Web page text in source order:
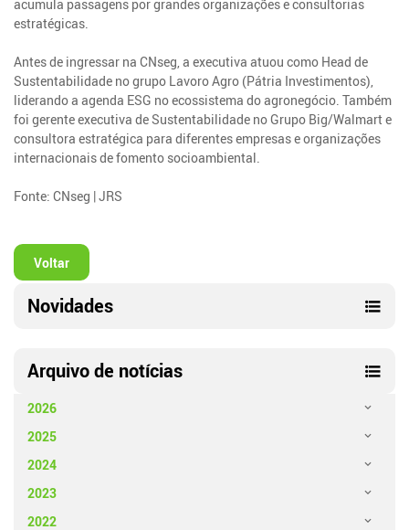
acumula passagens por grandes organizações e consultorias
estratégicas.
Antes de ingressar na CNseg, a executiva atuou como Head de
Sustentabilidade no grupo Lavoro Agro (Pátria Investimentos),
liderando a agenda ESG no ecossistema do agronegócio. Também
foi gerente executiva de Sustentabilidade no Grupo Big/Walmart e
consultora estratégica para diferentes empresas e organizações
internacionais de fomento socioambiental.
Fonte: CNseg | JRS
Voltar
Novidades
Arquivo de notícias
2026
2025
2024
2023
2022